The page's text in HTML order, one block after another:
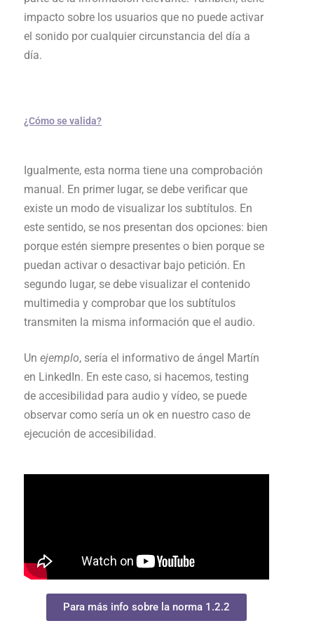
impacto sobre los usuarios que no puede activar
el sonido por cualquier circunstancia del día a
día.
¿Cómo se valida?
Igualmente, esta norma tiene una comprobación
manual. En primer lugar, se debe verificar que
existe un modo de visualizar los subtítulos. En
este sentido, se nos presentan dos opciones: bien
porque estén siempre presentes o bien porque se
puedan activar o desactivar bajo petición. En
segundo lugar, se debe visualizar el contenido
multimedia y comprobar que los subtítulos
transmiten la misma información que el audio.
Un ejemplo, sería el informativo de ángel Martín
en LinkedIn. En este caso, si hacemos, testing
de accesibilidad para audio y vídeo, se puede
observar como sería un ok en nuestro caso de
ejecución de accesibilidad.
Para más info sobre la norma 1.2.2